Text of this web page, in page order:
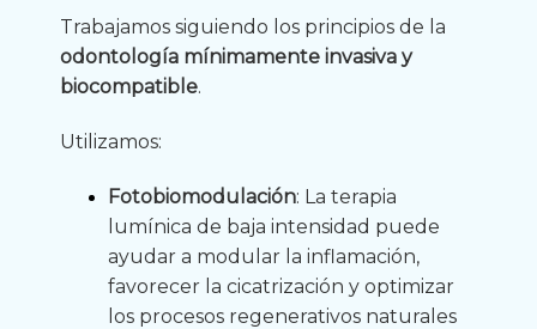
Trabajamos siguiendo los principios de la
odontología mínimamente invasiva y
biocompatible.
Utilizamos:
Fotobiomodulación: La terapia
lumínica de baja intensidad puede
ayudar a modular la inflamación,
favorecer la cicatrización y optimizar
los procesos regenerativos naturales